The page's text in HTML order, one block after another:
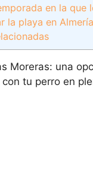
en la que
la playa en
Moreras: una
tu perro en